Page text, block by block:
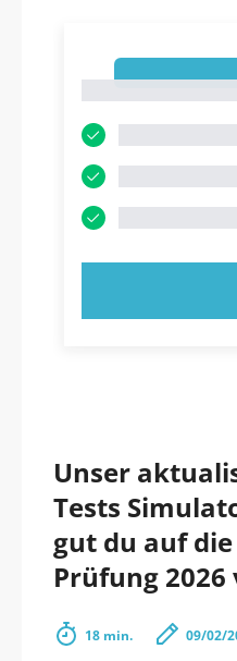
Unser
Tests
gut du auf
Prüfung
18 min. 09/02/